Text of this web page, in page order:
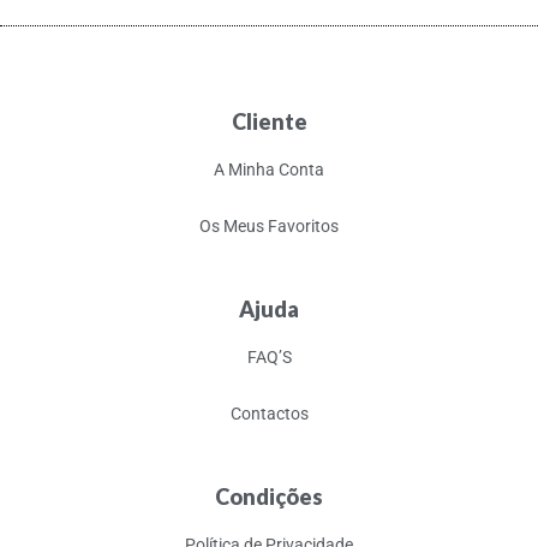
Cliente
A Minha Conta
Os Meus Favoritos
Ajuda
FAQ’S
Contactos
Condições